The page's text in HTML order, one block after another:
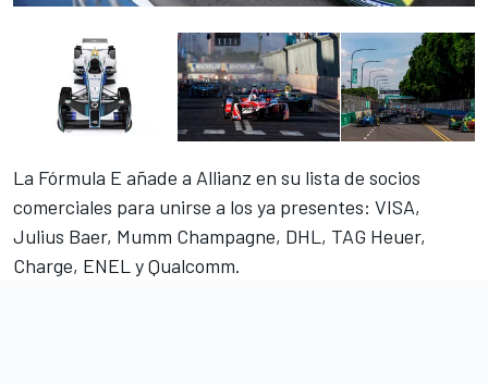
La Fórmula E añade a Allianz en su lista de socios
comerciales para unirse a los ya presentes: VISA,
Julius Baer, ​​Mumm Champagne, DHL, TAG Heuer,
Charge, ENEL y Qualcomm.